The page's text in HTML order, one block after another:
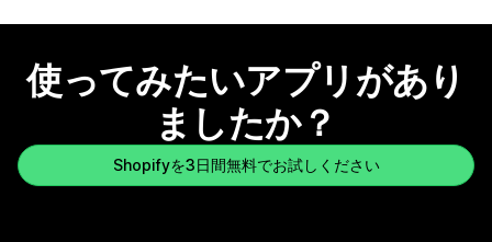
使ってみたいアプリがあり
ましたか？
Shopifyを3日間無料でお試しください